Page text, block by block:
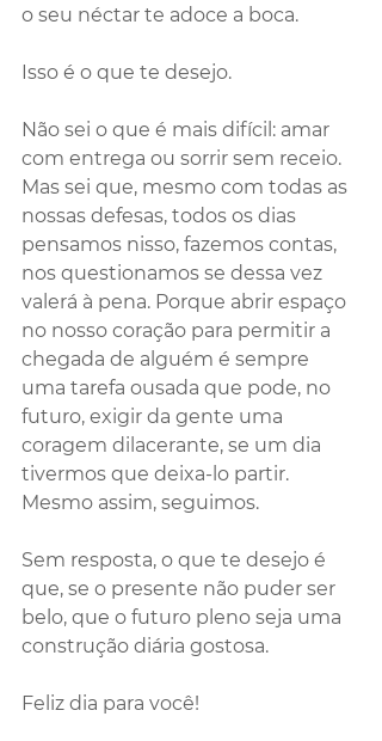
o seu néctar te adoce a boca.
Isso é o que te desejo.
Não sei o que é mais difícil: amar
com entrega ou sorrir sem receio.
Mas sei que, mesmo com todas as
nossas defesas, todos os dias
pensamos nisso, fazemos contas,
nos questionamos se dessa vez
valerá à pena. Porque abrir espaço
no nosso coração para permitir a
chegada de alguém é sempre
uma tarefa ousada que pode, no
futuro, exigir da gente uma
coragem dilacerante, se um dia
tivermos que deixa-lo partir.
Mesmo assim, seguimos.
Sem resposta, o que te desejo é
que, se o presente não puder ser
belo, que o futuro pleno seja uma
construção diária gostosa.
Feliz dia para você!